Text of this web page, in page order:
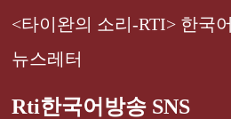
<타이완의 소리-RTI> 한국
뉴스레터
Rti한국어방송 SNS